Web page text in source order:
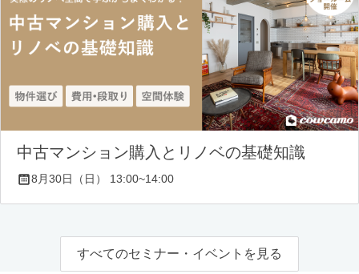
中古マンション購入とリノベの基礎知識
8月30日（日） 13:00~14:00
すべてのセミナー・イベントを見る